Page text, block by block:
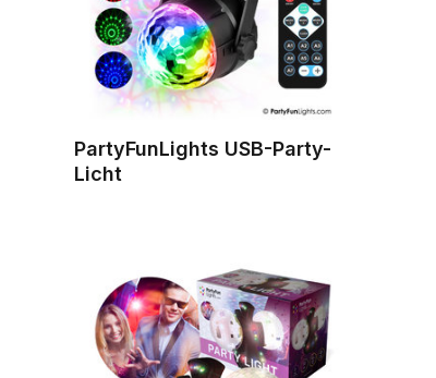
PartyFunLights USB-Party-
Licht